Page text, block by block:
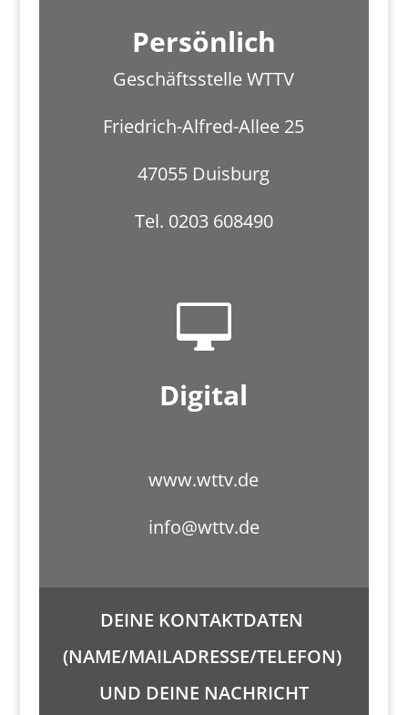
Persönlich
Geschäftsstelle WTTV
Friedrich-Alfred-Allee 25
47055 Duisburg
Tel. 0203 608490

Digital
www.wttv.de
info@wttv.de